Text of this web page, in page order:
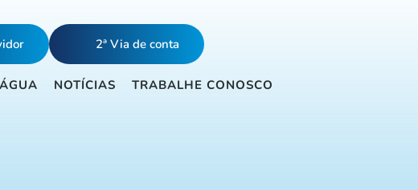
2ª Via de conta
NOTÍCIAS
TRABALHE CONOSCO